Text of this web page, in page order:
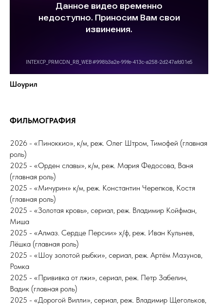
Шоурил
ФИЛЬМОГРАФИЯ
2026 - «Пиноккио», к/м, реж. Олег Штром, Тимофей (главная
роль)
2025 - «Орден славы», к/м, реж. Мария Федосова, Ваня
(главная роль)
2025 - «Мичурин» к/м, реж. Константин Черепков, Костя
(главная роль)
2025 - «Золотая кровь», сериал, реж. Владимир Койфман,
Миша
2025 - «Алмаз. Сердце Персии» х/ф, реж. Иван Кульнев,
Лёшка (главная роль)
2025 - «Шоу золотой рыбки», сериал, реж. Артём Мазунов,
Ромка
2025 - «Прививка от лжи», сериал, реж. Петр Забелин,
Вадик (главная роль)
2025 - «Дорогой Вилли», сериал, реж. Владимир Щегольков,